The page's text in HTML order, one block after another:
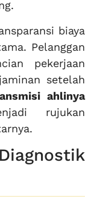
biaya
Pelanggan
pekerjaan
setelah
ahlinya
rujukan